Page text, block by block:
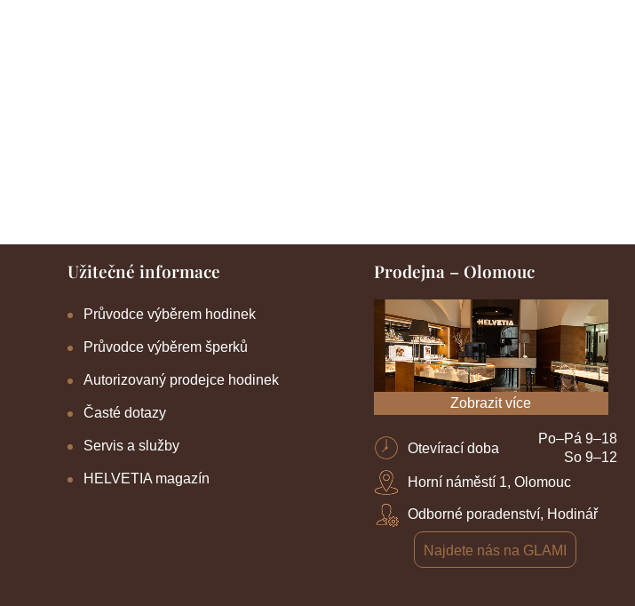
Užitečné informace
Průvodce výběrem hodinek
Průvodce výběrem šperků
Autorizovaný prodejce hodinek
Časté dotazy
Servis a služby
HELVETIA magazín
Prodejna – Olomouc
Zobrazit více
Otevírací doba
Po–Pá 9–18
So 9–12
Horní náměstí 1, Olomouc
Odborné poradenství, Hodinář
Najdete nás na GLAMI